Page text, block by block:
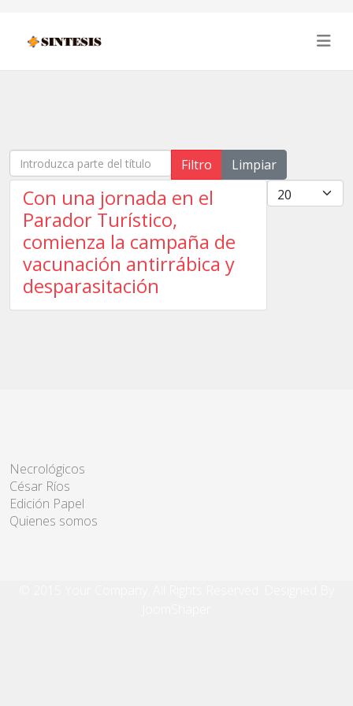
Introduzca parte del título Filtro
Limpiar
Cantidad
Con una jornada en el
Parador Turístico,
comienza la campaña de
vacunación antirrábica y
desparasitación
Necrológicos
César Ríos
Edición Papel
Quienes somos